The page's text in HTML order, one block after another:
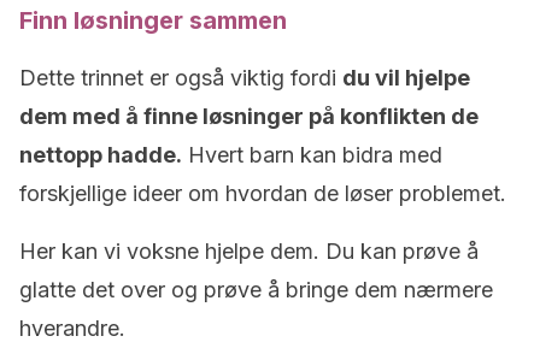
Finn løsninger sammen
Dette trinnet er også viktig fordi du vil hjelpe
dem med å finne løsninger på konflikten de
nettopp hadde. Hvert barn kan bidra med
forskjellige ideer om hvordan de løser problemet.
Her kan vi voksne hjelpe dem. Du kan prøve å
glatte det over og prøve å bringe dem nærmere
hverandre.